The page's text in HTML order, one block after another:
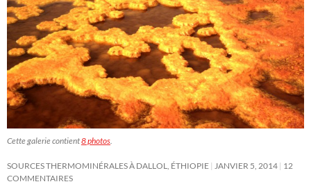
Cette galerie contient8 photos.
SOURCES THERMOMINÉRALES À DALLOL, ÉTHIOPIE JANVIER 5, 2014 12
COMMENTAIRES